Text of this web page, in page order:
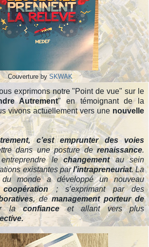
Couverture bySKWAK
exprimons notre "Point de vue" sur le
Autrement" en témoignant de la
vivons actuellement vers une nouvelle
c’est emprunter des voies
dans une posture derenaissance.
entreprendre lechangementau sein
existantes parl’intrapreneuriat. La
monde a développé un nouveau
coopération; s’exprimant par des
, demanagement porteur de
laconfianceet allant vers plus